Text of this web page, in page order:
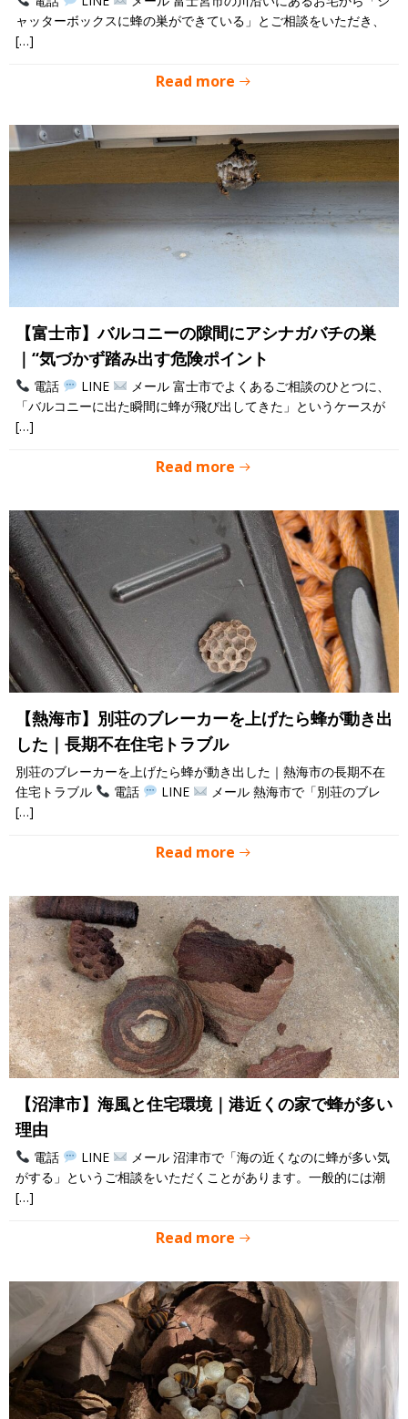
ャッターボックスに蜂の巣ができている」とご相談をいただき、
[…]
Read more
【富士市】バルコニーの隙間にアシナガバチの巣
｜“気づかず踏み出す危険ポイント
電話 LINE
メール 富士市でよくあるご相談のひとつに、
「バルコニーに出た瞬間に蜂が飛び出してきた」というケースが
[…]
Read more
【熱海市】別荘のブレーカーを上げたら蜂が動き出
した｜長期不在住宅トラブル
別荘のブレーカーを上げたら蜂が動き出した｜熱海市の長期不在
住宅トラブル
電話 LINE
メール 熱海市で「別荘のブレ
[…]
Read more
【沼津市】海風と住宅環境｜港近くの家で蜂が多い
理由
電話 LINE
メール 沼津市で「海の近くなのに蜂が多い気
がする」というご相談をいただくことがあります。一般的には潮
[…]
Read more